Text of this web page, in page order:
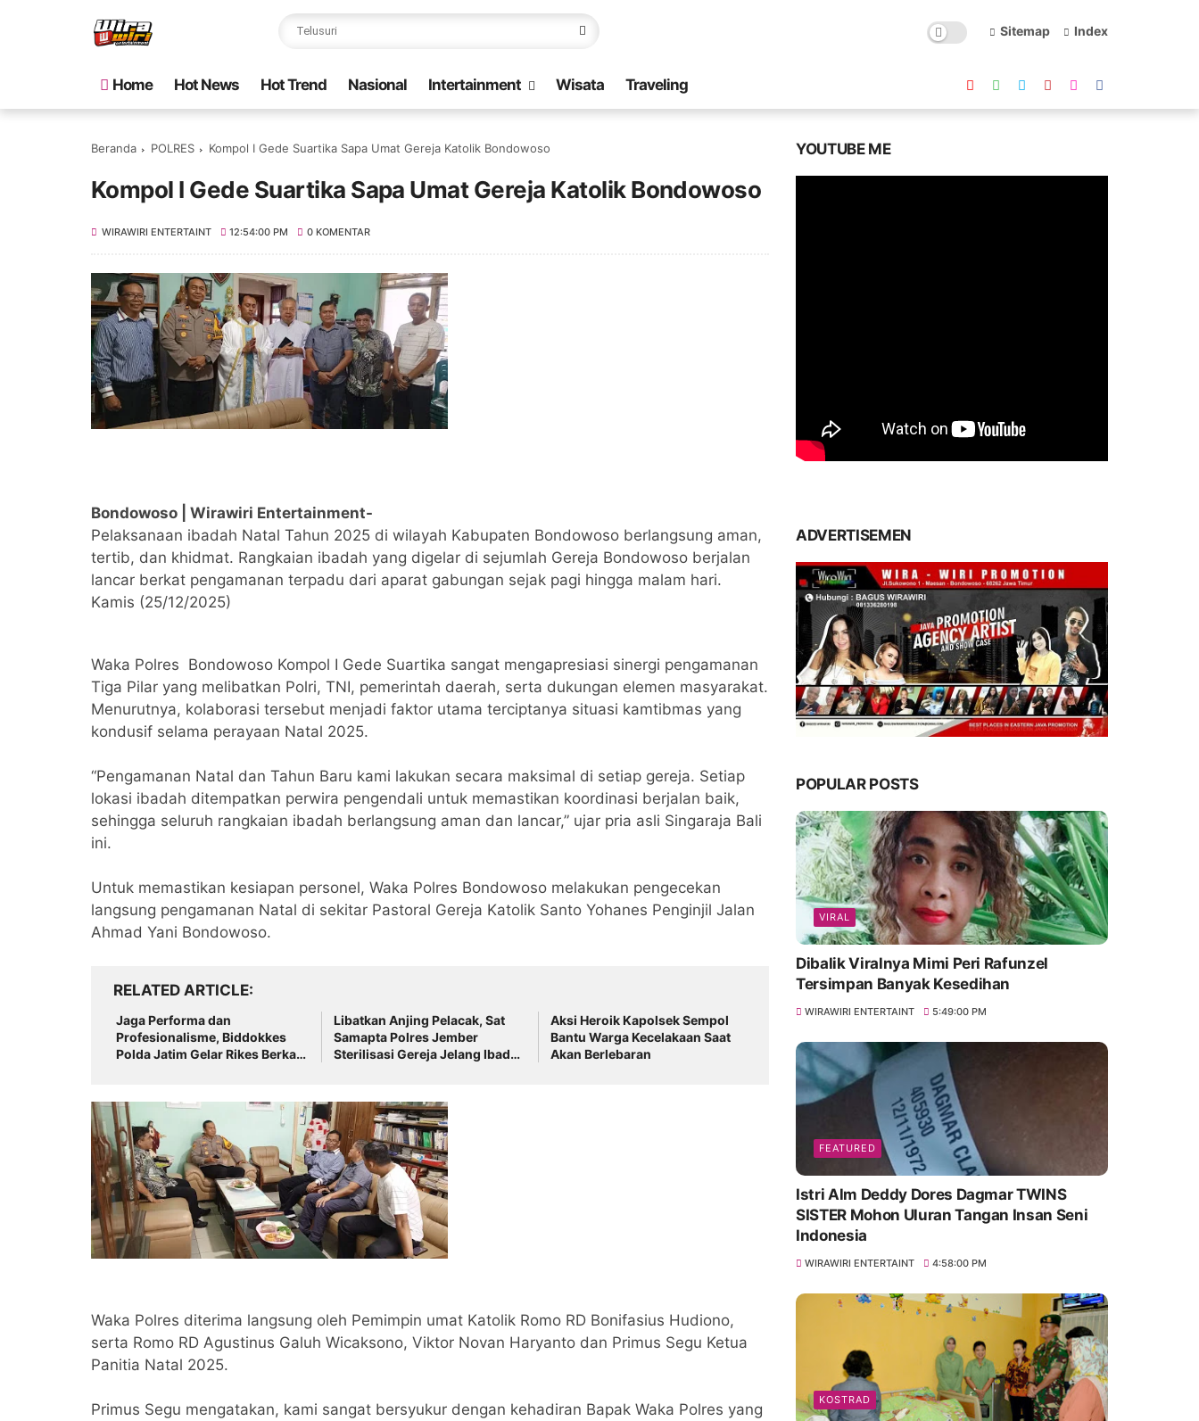
Sitemap Index
Home Hot News Hot Trend Nasional Intertainment Wisata Traveling
Beranda POLRES Kompol I Gede Suartika Sapa Umat Gereja Katolik Bondowoso
Kompol I Gede Suartika Sapa Umat Gereja Katolik Bondowoso
WIRAWIRI ENTERTAINT 12:54:00 PM 0 KOMENTAR
Bondowoso | Wirawiri Entertainment-
Pelaksanaan ibadah Natal Tahun 2025 di wilayah Kabupaten Bondowoso berlangsung aman,
tertib, dan khidmat. Rangkaian ibadah yang digelar di sejumlah Gereja Bondowoso berjalan
lancar berkat pengamanan terpadu dari aparat gabungan sejak pagi hingga malam hari.
Kamis (25/12/2025)
Waka Polres Bondowoso Kompol I Gede Suartika sangat mengapresiasi sinergi pengamanan
Tiga Pilar yang melibatkan Polri, TNI, pemerintah daerah, serta dukungan elemen masyarakat.
Menurutnya, kolaborasi tersebut menjadi faktor utama terciptanya situasi kamtibmas yang
kondusif selama perayaan Natal 2025.
“Pengamanan Natal dan Tahun Baru kami lakukan secara maksimal di setiap gereja. Setiap
lokasi ibadah ditempatkan perwira pengendali untuk memastikan koordinasi berjalan baik,
sehingga seluruh rangkaian ibadah berlangsung aman dan lancar,” ujar pria asli Singaraja Bali
ini.
Untuk memastikan kesiapan personel, Waka Polres Bondowoso melakukan pengecekan
langsung pengamanan Natal di sekitar Pastoral Gereja Katolik Santo Yohanes Penginjil Jalan
Ahmad Yani Bondowoso.
RELATED ARTICLE
Jaga Performa dan
Profesionalisme, Biddokkes
Polda Jatim Gelar Rikes Berkala
Libatkan Anjing Pelacak, Sat
Samapta Polres Jember
Sterilisasi Gereja Jelang Ibadah
Aksi Heroik Kapolsek Sempol
Bantu Warga Kecelakaan Saat
Akan Berlebaran
Waka Polres diterima langsung oleh Pemimpin umat Katolik Romo RD Bonifasius Hudiono,
serta Romo RD Agustinus Galuh Wicaksono, Viktor Novan Haryanto dan Primus Segu Ketua
Panitia Natal 2025.
Primus Segu mengatakan, kami sangat bersyukur dengan kehadiran Bapak Waka Polres yang
YOUTUBE ME
ADVERTISEMEN
POPULAR POSTS
VIRAL
Dibalik Viralnya Mimi Peri Rafunzel
Tersimpan Banyak Kesedihan
WIRAWIRI ENTERTAINT 5:49:00 PM
FEATURED
Istri Alm Deddy Dores Dagmar TWINS
SISTER Mohon Uluran Tangan Insan Seni
Indonesia
WIRAWIRI ENTERTAINT 4:58:00 PM
KOSTRAD